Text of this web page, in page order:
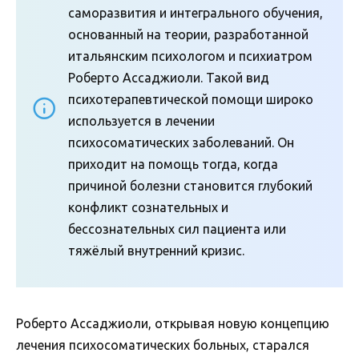
саморазвития и интегрального обучения,
основанный на теории, разработанной
итальянским психологом и психиатром
Роберто Ассаджиоли. Такой вид
психотерапевтической помощи широко
используется в лечении
психосоматических заболеваний. Он
приходит на помощь тогда, когда
причиной болезни становится глубокий
конфликт сознательных и
бессознательных сил пациента или
тяжёлый внутренний кризис.
Роберто Ассаджиоли, открывая новую концепцию
лечения психосоматических больных, старался